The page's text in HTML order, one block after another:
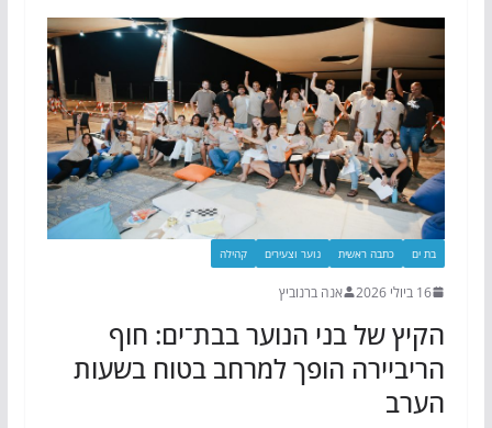
בת ים כתבה ראשית נוער וצעירים קהילה
16 ביולי 2026 אנה ברנוביץ
הקיץ של בני הנוער בבת־ים: חוף
הריביירה הופך למרחב בטוח בשעות
הערב